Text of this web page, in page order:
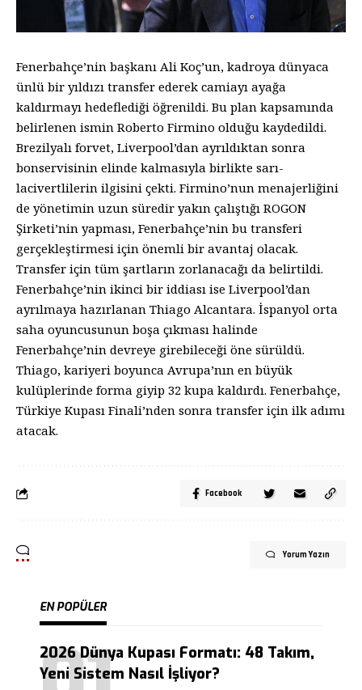
Fenerbahçe’nin başkanı Ali Koç’un, kadroya dünyaca
ünlü bir yıldızı transfer ederek camiayı ayağa
kaldırmayı hedeflediği öğrenildi. Bu plan kapsamında
belirlenen ismin Roberto Firmino olduğu kaydedildi.
Brezilyalı forvet, Liverpool’dan ayrıldıktan sonra
bonservisinin elinde kalmasıyla birlikte sarı-
lacivertlilerin ilgisini çekti. Firmino’nun menajerliğini
de yönetimin uzun süredir yakın çalıştığı ROGON
Şirketi’nin yapması, Fenerbahçe’nin bu transferi
gerçekleştirmesi için önemli bir avantaj olacak.
Transfer için tüm şartların zorlanacağı da belirtildi.
Fenerbahçe’nin ikinci bir iddiası ise Liverpool’dan
ayrılmaya hazırlanan Thiago Alcantara. İspanyol orta
saha oyuncusunun boşa çıkması halinde
Fenerbahçe’nin devreye girebileceği öne sürüldü.
Thiago, kariyeri boyunca Avrupa’nın en büyük
kulüplerinde forma giyip 32 kupa kaldırdı. Fenerbahçe,
Türkiye Kupası Finali’nden sonra transfer için ilk adımı
atacak.
Facebook
Yorum Yazın
EN POPÜLER
2026 Dünya Kupası Formatı: 48 Takım,
Yeni Sistem Nasıl İşliyor?